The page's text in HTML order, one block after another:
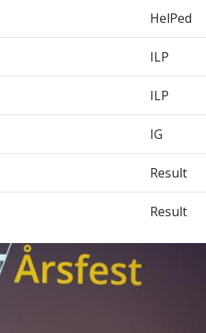
HelPed
ILP
ILP
IG
Result
Result